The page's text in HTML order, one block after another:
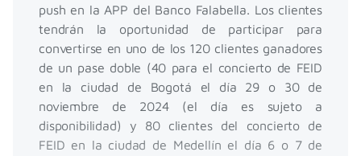
push en la APP del Banco Falabella. Los clientes
tendrán la oportunidad de participar para
convertirse en uno de los 120 clientes ganadores
de un pase doble (40 para el concierto de FEID
en la ciudad de Bogotá el día 29 o 30 de
noviembre de 2024 (el día es sujeto a
disponibilidad) y 80 clientes del concierto de
FEID en la ciudad de Medellín el día 6 o 7 de